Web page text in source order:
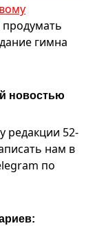
гимна
новостью
редакции 52-
нам в
по